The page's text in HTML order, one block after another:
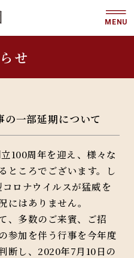
MENU
せ
一部延期について
100周年を迎え、様々な
ところでございます。し
ロナウイルスが猛威を
にはありません。
、多数のご来賓、ご招
参加を伴う行事を今年度
断し、2020年7月10日の